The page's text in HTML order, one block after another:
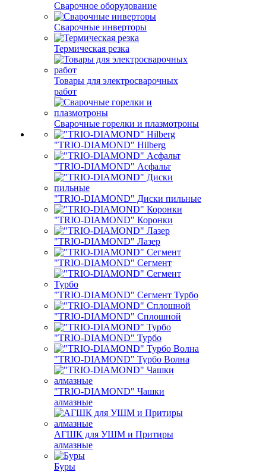
Сварочное оборудование
Сварочные инверторы
Термическая резка
Товары для электросварочных
работ
Сварочные горелки и плазмотроны
"TRIO-DIAMOND" Hilberg
"TRIO-DIAMOND" Асфальт
"TRIO-DIAMOND" Диски пильные
"TRIO-DIAMOND" Коронки
"TRIO-DIAMOND" Лазер
"TRIO-DIAMOND" Сегмент
"TRIO-DIAMOND" Сегмент Турбо
"TRIO-DIAMOND" Сплошной
"TRIO-DIAMOND" Турбо
"TRIO-DIAMOND" Турбо Волна
"TRIO-DIAMOND" Чашки
алмазные
АГШК для УШМ и Притиры
алмазные
Буры